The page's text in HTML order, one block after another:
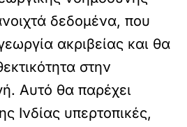
δεδομένα, που
ακριβείας και θα
στην
Αυτό θα παρέχει
Ινδίας υπερτοπικές,